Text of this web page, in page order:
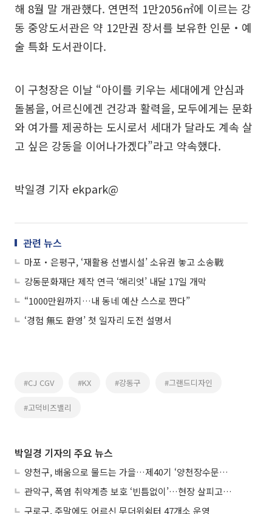
해 8월 말 개관했다. 연면적 1만2056㎡에 이르는 강
동 중앙도서관은 약 12만권 장서를 보유한 인문‧예
술 특화 도서관이다.
이 구청장은 이날 “아이를 키우는 세대에게 안심과
돌봄을, 어르신에겐 건강과 활력을, 모두에게는 문화
와 여가를 제공하는 도시로서 세대가 달라도 계속 살
고 싶은 강동을 이어나가겠다”라고 약속했다.
박일경 기자 ekpark@
관련 뉴스
마포‧은평구, ‘재활용 선별시설’ 소유권 놓고 소송戰
강동문화재단 제작 연극 ‘해리엇’ 내달 17일 개막
“1000만원까지…내 동네 예산 스스로 짠다”
‘경험 無도 환영’ 첫 일자리 도전 설명서
#CJ CGV #KX #강동구 #그랜드디자인
#고덕비즈밸리
박일경 기자의 주요 뉴스
양천구, 배움으로 물드는 가을…제40기 ‘양천장수문화대학’ 수강생 모집
관악구, 폭염 취약계층 보호 ‘빈틈없이’…현장 살피고 지원 넓힌다
구로구, 주말에도 어르신 무더위쉼터 47개소 운영